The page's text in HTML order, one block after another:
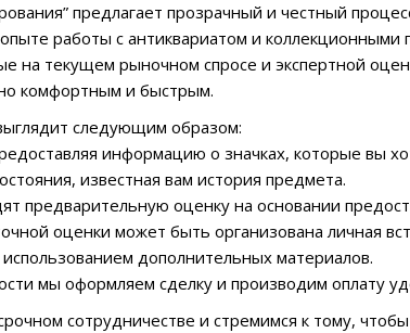
предлагает прозрачный и честный
работы с антиквариатом и коллекционными
на текущем рыночном спросе и экспертной
комфортным и быстрым.
следующим образом:
информацию о значках, которые вы
известная вам история предмета.
предварительную оценку на основании
оценки может быть организована личная
дополнительных материалов.
мы оформляем сделку и производим оплату
сотрудничестве и стремимся к тому,